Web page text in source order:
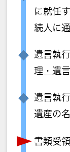
に就任
続人に
遺言執
理・遺
遺言執
遺産の
書類受領